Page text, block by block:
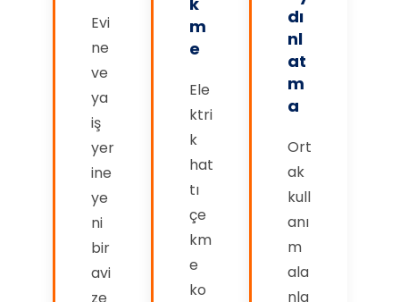
Evi
ne
ve
ya
iş
yer
ine
ye
ni
bir
avi
m
e
Ele
ktri
k
hat
tı
çe
km
e
ko
dı
nl
at
m
a
Ort
ak
kull
anı
m
ala
nla